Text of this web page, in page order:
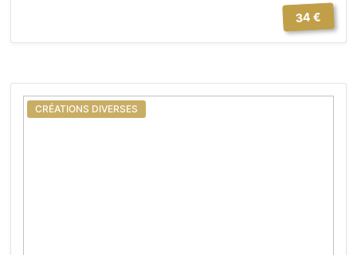
34 €
CRÉATIONS DIVERSES